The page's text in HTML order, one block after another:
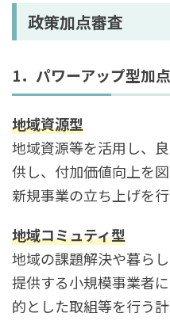
政策加点審査
1．パワーアップ型加点
地域資源型
地域資源等を活用し、
供し、付加価値向上を
新規事業の立ち上げを行
地域コミュティ型
地域の課題解決や暮ら
提供する小規模事業者
的とした取組等を行う計